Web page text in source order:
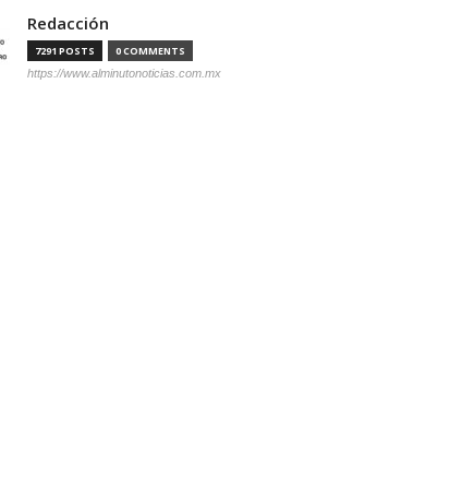
Redacción
7291 POSTS 0 COMMENTS
https://www.alminutonoticias.com.mx